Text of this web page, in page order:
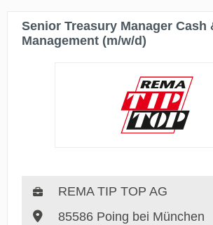
Senior Treasury Manager
Management (m/w/d)
REMA TIP TOP AG
85586 Poing bei München